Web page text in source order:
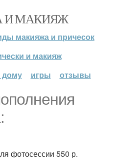
И МАКИЯЖ
макияжа и причесок
и макияж
дому
игры отзывы
фотосессии 550 р.